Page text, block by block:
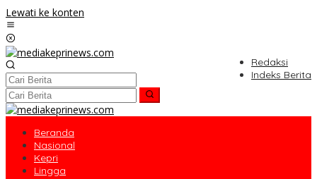
Lewati ke konten
Redaksi
Indeks Berita
Beranda
Nasional
Kepri
Lingga